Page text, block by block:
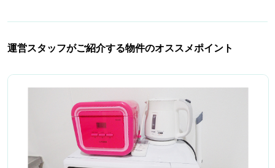
運営スタッフがご紹介する物件のオススメポイント